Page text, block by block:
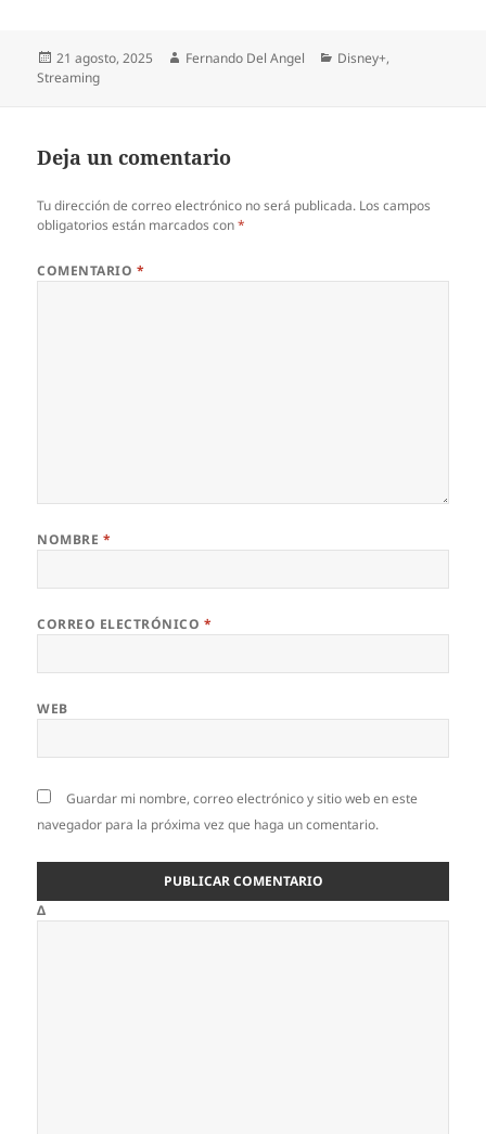
Publicado
el
21 agosto, 2025 Autor
Fernando Del Angel Categorías
Disney+,
Streaming
Deja un comentario
Tu dirección de correo electrónico no será publicada. Los campos
obligatorios están marcados con*
COMENTARIO *
NOMBRE *
CORREO ELECTRÓNICO *
WEB
Guardar mi nombre, correo electrónico y sitio web en este
navegador para la próxima vez que haga un comentario.
Δ